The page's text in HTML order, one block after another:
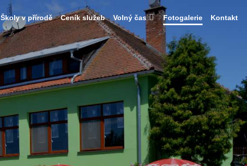
Školy v přírodě Ceník služeb Volný čas Fotogalerie Kontakt